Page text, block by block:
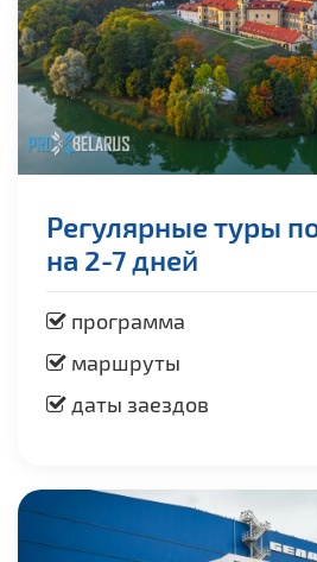
Регулярные туры
на 2-7 дней
программа
маршруты
даты заездов